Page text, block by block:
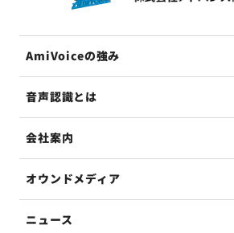
AmiVoiceの強み
音声認識とは
会社案内
オウンドメディア
ニュース